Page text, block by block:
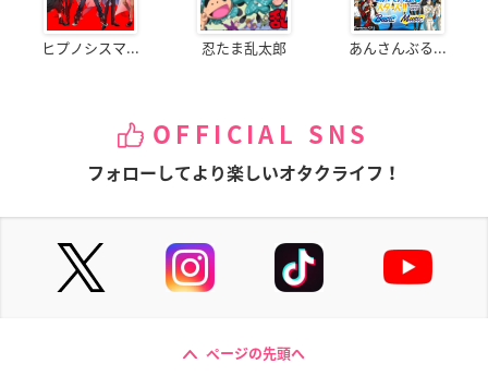
ヒプノシスマ... 忍たま乱太郎 あんさんぶる...
OFFICIAL SNS
フォローしてより楽しいオタクライフ！
ページの先頭へ